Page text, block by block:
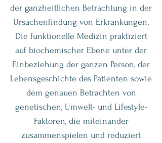
der ganzheitlichen Betrachtung in der
Ursachenfindung von Erkrankungen.
Die funktionelle Medizin praktiziert
auf biochemischer Ebene unter der
Einbeziehung der ganzen Person, der
Lebensgeschichte des Patienten sowie
dem genauen Betrachten von
genetischen, Umwelt- und Lifestyle-
Faktoren, die miteinander
zusammenspielen und reduziert